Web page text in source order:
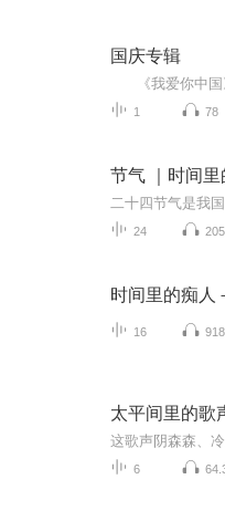
国庆专辑
1 78
节气 ｜时间
24
时间里的痴人
16 918
太平间里的歌
6